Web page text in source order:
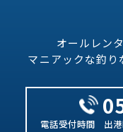
オールレン
マニアックな釣り
出